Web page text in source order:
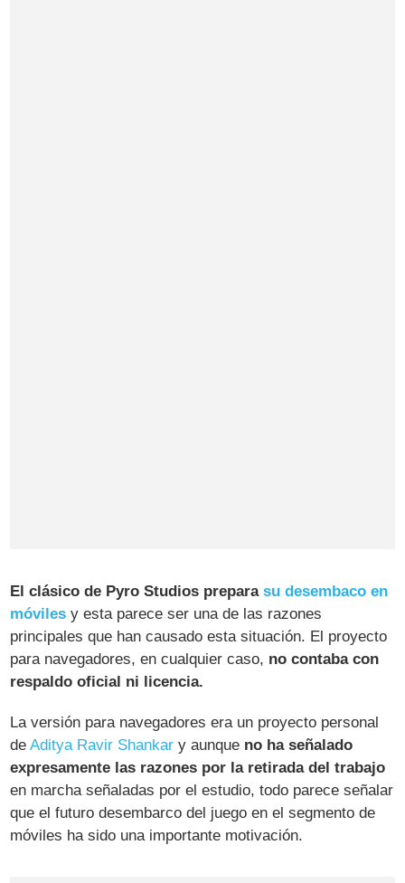
El clásico de Pyro Studios preparasu desembaco en
móviles y esta parece ser una de las razones
principales que han causado esta situación. El proyecto
para navegadores, en cualquier caso, no contaba con
respaldo oficial ni licencia.
La versión para navegadores era un proyecto personal
deAditya Ravir Shankar y aunque no ha señalado
expresamente las razones por la retirada del trabajo
en marcha señaladas por el estudio, todo parece señalar
que el futuro desembarco del juego en el segmento de
móviles ha sido una importante motivación.